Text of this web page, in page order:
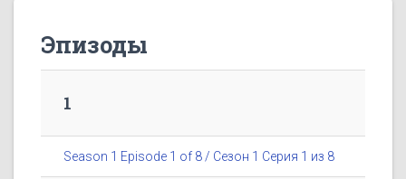
Эпизоды
1
Season 1 Episode 1 of 8 / Сезон 1 Серия 1 из 8